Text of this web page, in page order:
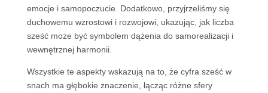
emocje i samopoczucie. Dodatkowo, przyjrzeliśmy się
duchowemu wzrostowi i rozwojowi, ukazując, jak liczba
sześć może być symbolem dążenia do samorealizacji i
wewnętrznej harmonii.
Wszystkie te aspekty wskazują na to, że cyfra sześć w
snach ma głębokie znaczenie, łącząc różne sfery